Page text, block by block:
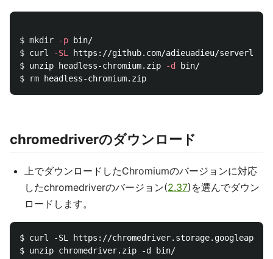
$ mkdir -p
$ curl -SL
https://github.com/adieuadieu/serverless-
$ unzip headless-chromium.zip -d
$
rm
chromedriverのダウンロード
上でダウンロードしたChromiumのバージョンに対応
したchromedriverのバージョン(2.37)を選んでダウン
ロードします。
$ curl -SL https://
$ unzip chromedriver.zip -d bin/